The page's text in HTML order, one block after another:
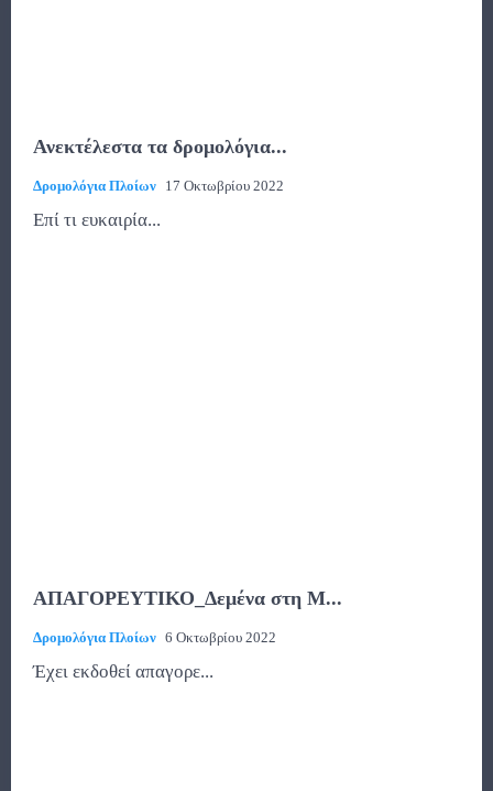
Ανεκτέλεστα τα δρομολόγια...
Δρομολόγια Πλοίων 17 Οκτωβρίου 2022
Επί τι ευκαιρία...
ΑΠΑΓΟΡΕΥΤΙΚΟ_Δεμένα στη Μ...
Δρομολόγια Πλοίων 6 Οκτωβρίου 2022
Έχει εκδοθεί απαγορε...